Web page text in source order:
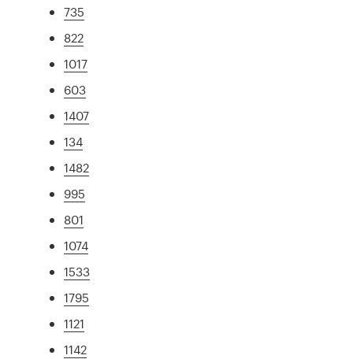
735
822
1017
603
1407
134
1482
995
801
1074
1533
1795
1121
1142